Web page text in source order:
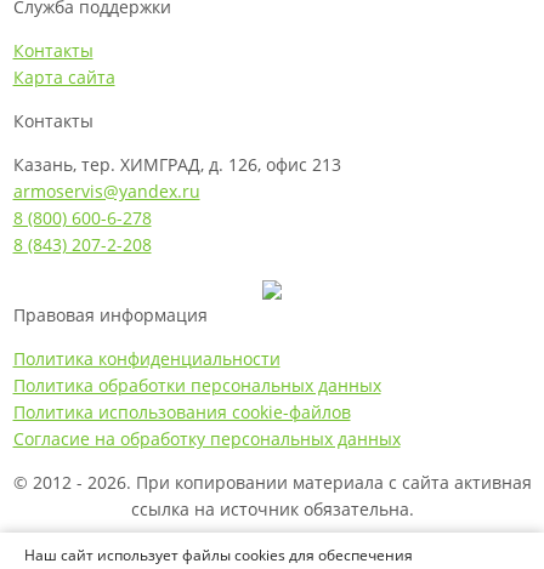
Наш сайт использует файлы cookies для обеспечения
Служба поддержки
Контакты
Карта сайта
Контакты
Казань, тер. ХИМГРАД, д. 126, офис 213
armoservis@yandex.ru
8 (800) 600-6-278
8 (843) 207-2-208
Правовая информация
Политика конфиденциальности
Политика обработки персональных данных
Политика использования cookie-файлов
Согласие на обработку персональных данных
© 2012 - 2026. При копировании материала с сайта активная
ссылка на источник обязательна.
Названия производителей, компаний и товарные знаки